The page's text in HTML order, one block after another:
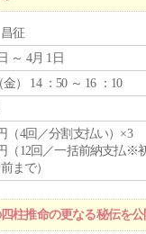
征
～ 4月 1日
金） 14 ：50 ～ 16 ：10
（4回／分割支払い）×3
（12回／一括前納支払※
まで）
柱推命の更なる秘伝を